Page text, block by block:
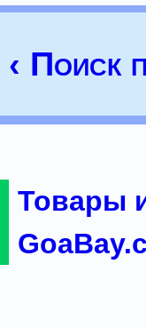
‹ Поиск
Товары